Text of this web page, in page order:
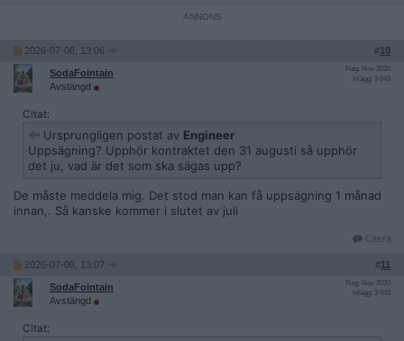
2026-07-08, 13:06 #10
SodaFointain
Avstängd
Reg: Nov 2020
Inlägg: 3 643
Citat:
Ursprungligen postat av Engineer
Uppsägning? Upphör kontraktet den 31 augusti så upphör
det ju, vad är det som ska sägas upp?
De måste meddela mig. Det stod man kan få uppsägning 1 månad
innan,. Så kanske kommer i slutet av juli
Citera
2026-07-08, 13:07 #11
SodaFointain
Avstängd
Reg: Nov 2020
Inlägg: 3 643
Citat: